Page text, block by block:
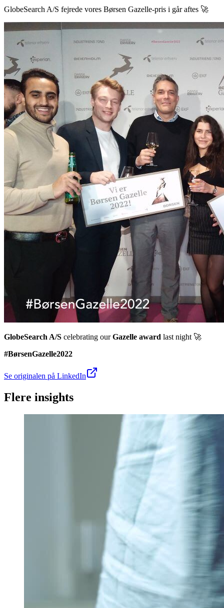
GlobeSearch A/S fejrede vores Børsen Gazelle-pris i går aftes 🚀
GlobeSearch A/S celebrating ourGazelle award last night 🚀
#BørsenGazelle2022
Se originalen på LinkedIn
Flere insights